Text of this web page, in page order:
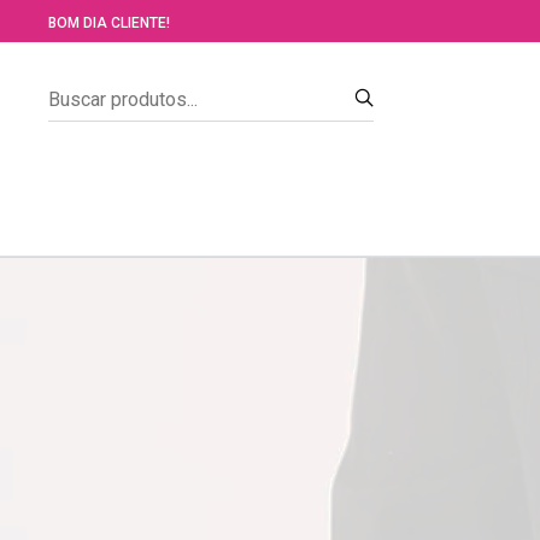
BOM DIA CLIENTE!